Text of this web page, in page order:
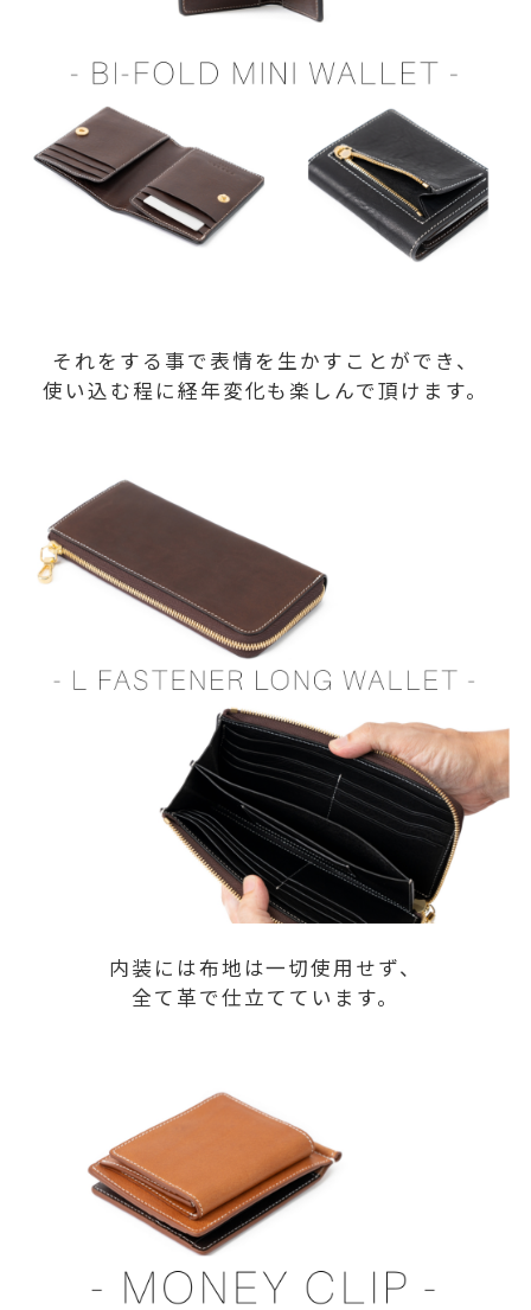
それをする事で表情を生かすことができ、
使い込む程に経年変化も楽しんで頂けます。
内装には布地は一切使用せず、
全て革で仕立てています。